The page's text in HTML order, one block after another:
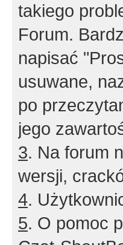
takiego
Forum.
napisać
usuwane,
po
jego
3. Na forum
wersji,
4.
5. O pomoc